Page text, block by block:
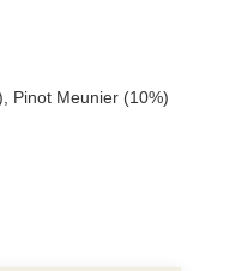
Pinot Meunier (10%)